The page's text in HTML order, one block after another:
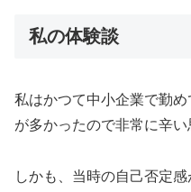
私の体験談
私はかつて中小企業で勤
が多かったので非常に辛い
しかも、当時の自己否定